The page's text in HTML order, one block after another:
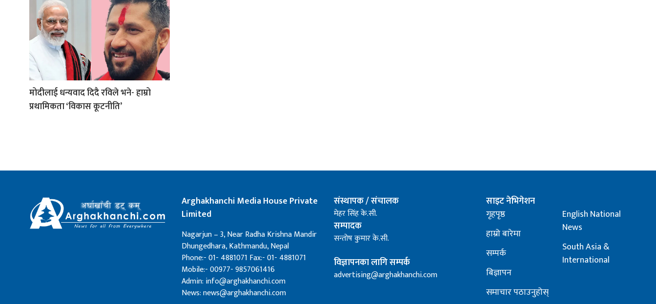
मोदीलाई धन्यवाद दिदै रविले भने- हाम्रो
प्रथामिकता ‘विकास कूटनीति’
Arghakhanchi Media House Private
Limited
Nagarjun – 3, Near Radha Krishna Mandir
Dhungedhara, Kathmandu, Nepal
Phone:- 01- 4881071 Fax:- 01- 4881071
Mobile:- 00977- 9857061416
Admin: info@arghakhanchi.com
News: news@arghakhanchi.com
संस्थापक / संचालक
मेहर सिंह के.सी.
सम्पादक
सन्तोष कुमार के.सी.
विज्ञापनका लागि सम्पर्क
advertising@arghakhanchi.com
साइट नेभिगेशन
गृहपृष्ठ
हाम्रो बारेमा
सम्पर्क
बिज्ञापन
समाचार पठाउनुहोस्
English National
News
South Asia &
International